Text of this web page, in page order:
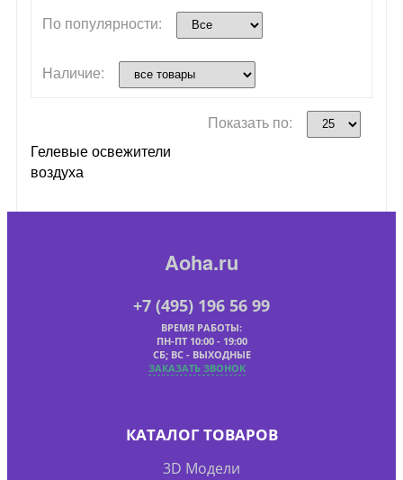
По популярности:
Наличие:
Показать по:
Гелевые освежители
воздуха
Aoha.ru
+7 (495) 196 56 99
ВРЕМЯ РАБОТЫ:
ПН-ПТ 10:00 - 19:00
СБ; ВС - ВЫХОДНЫЕ
ЗАКАЗАТЬ ЗВОНОК
КАТАЛОГ ТОВАРОВ
3D Модели